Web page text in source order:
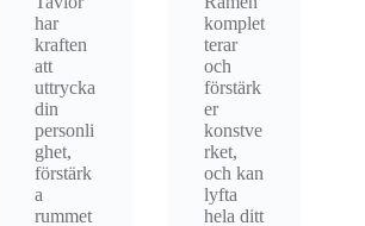
har
kraften
att
uttrycka
din
personli
ghet,
förstärk
a
rummet
komplet
terar
och
förstärk
er
konstve
rket,
och kan
lyfta
hela ditt